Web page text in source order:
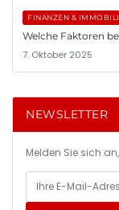
FINANZEN &
Welche Faktoren
7. Oktober 2025
NEWSLETTER
Melden Sie sich